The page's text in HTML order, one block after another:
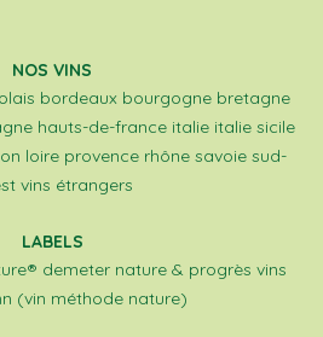
NOS VINS
bordeaux bourgogne bretagne
hauts-de-france italie italie sicile
loire provence rhône savoie sud-
vins étrangers
LABELS
demeter nature & progrès vins
(vin méthode nature)